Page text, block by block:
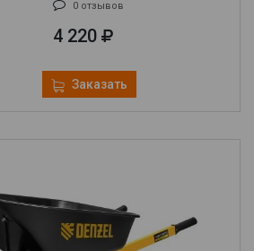
0 отзывов
4 220
Заказать